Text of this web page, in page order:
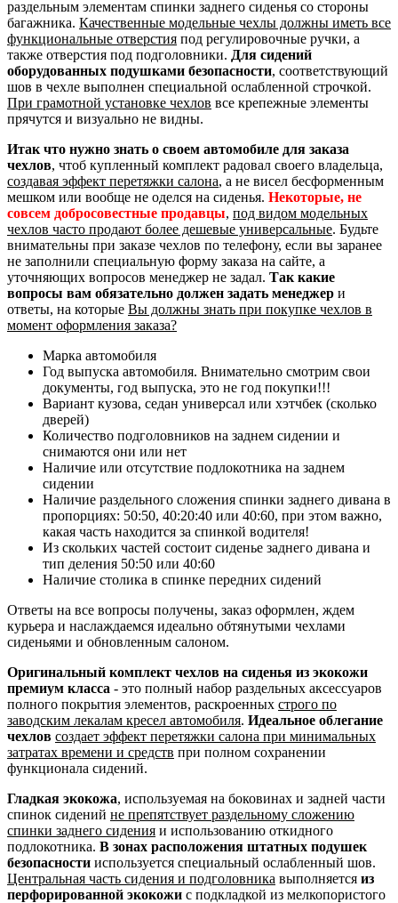
раздельным элементам спинки заднего сиденья со стороны
багажника. Качественные модельные чехлы должны иметь все
функциональные отверстия под регулировочные ручки, а
также отверстия под подголовники. Для сидений
оборудованных подушками безопасности, соответствующий
шов в чехле выполнен специальной ослабленной строчкой.
При грамотной установке чехлов все крепежные элементы
прячутся и визуально не видны.
Итак что нужно знать о своем автомобиле для заказа
чехлов, чтоб купленный комплект радовал своего владельца,
создавая эффект перетяжки салона, а не висел бесформенным
мешком или вообще не оделся на сиденья. Некоторые, не
совсем добросовестные продавцы, под видом модельных
чехлов часто продают более дешевые универсальные. Будьте
внимательны при заказе чехлов по телефону, если вы заранее
не заполнили специальную форму заказа на сайте, а
уточняющих вопросов менеджер не задал. Так какие
вопросы вам обязательно должен задать менеджер и
ответы, на которые Вы должны знать при покупке чехлов в
момент оформления заказа?
Марка автомобиля
Год выпуска автомобиля. Внимательно смотрим свои
документы, год выпуска, это не год покупки!!!
Вариант кузова, седан универсал или хэтчбек (сколько
дверей)
Количество подголовников на заднем сидении и
снимаются они или нет
Наличие или отсутствие подлокотника на заднем
сидении
Наличие раздельного сложения спинки заднего дивана в
пропорциях: 50:50, 40:20:40 или 40:60, при этом важно,
какая часть находится за спинкой водителя!
Из скольких частей состоит сиденье заднего дивана и
тип деления 50:50 или 40:60
Наличие столика в спинке передних сидений
Ответы на все вопросы получены, заказ оформлен, ждем
курьера и наслаждаемся идеально обтянутыми чехлами
сиденьями и обновленным салоном.
Оригинальный комплект чехлов на сиденья из экокожи
премиум класса - это полный набор раздельных аксессуаров
полного покрытия элементов, раскроенных строго по
заводским лекалам кресел автомобиля. Идеальное облегание
чехлов создает эффект перетяжки салона при минимальных
затратах времени и средств при полном сохранении
функционала сидений.
Гладкая экокожа, используемая на боковинах и задней части
спинок сидений не препятствует раздельному сложению
спинки заднего сидения и использованию откидного
подлокотника. В зонах расположения штатных подушек
безопасности используется специальный ослабленный шов.
Центральная часть сидения и подголовника выполняется из
перфорированной экокожи с подкладкой из мелкопористого